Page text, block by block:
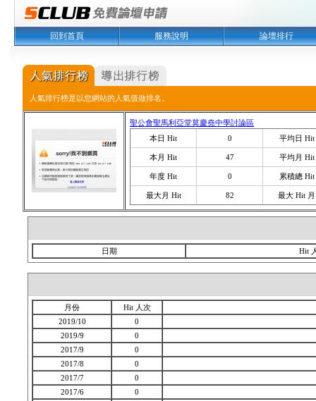
回到首頁 服務說明 論壇排行
人氣排行榜是以您網站的人氣值做排名。
聖公會聖馬利亞堂莫慶堯中學討論區
本日 Hit
0 平均日 Hit
本月 Hit 47 平均月 Hit
年度 Hit 0 累積總 Hit
最大月 Hit 82 最大 Hit 月
日期 Hit
月份
Hit 人次
2019/10
0
2019/9
0
2017/9
0
2017/8
0
2017/7
0
2017/6
0